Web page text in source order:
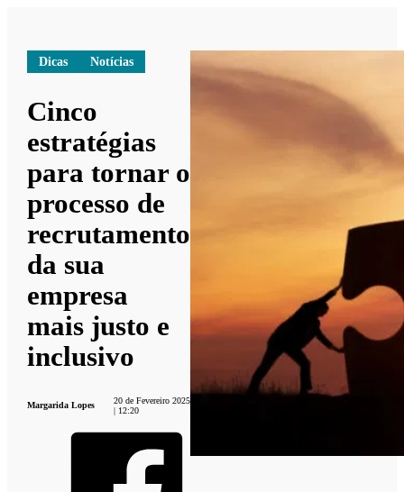
Dicas Notícias
Cinco
estratégias
para tornar o
processo de
recrutamento
da sua
empresa
mais justo e
inclusivo
Margarida Lopes
20 de Fevereiro 2025
| 12:20